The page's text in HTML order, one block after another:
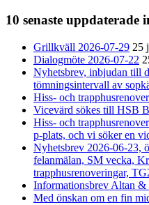
10 senaste uppdaterade
Grillkväll 2026-07-29 25
Dialogmöte 2026-07-22
Nyhetsbrev, inbjudan till
tömningsintervall av
Hiss- och
Vicevärd sökes till HSB
Hiss- och
p-plats, och vi söker en
Nyhetsbrev 2026-06-23,
felanmälan, SM vecka,
trapphusrenoveringar,
Informationsbrev Altan
Med önskan om en fin